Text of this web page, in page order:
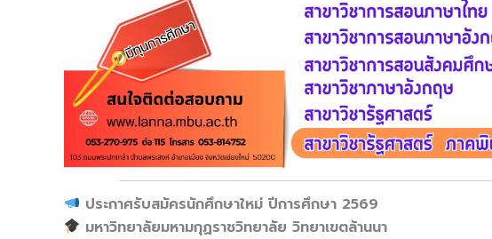
ประกาศรับสมัครนักศึกษาใหม่ ปีการศึกษา 2569
มหาวิทยาลัยมหามกุฏราชวิทยาลัย วิทยาเขตล้านนา